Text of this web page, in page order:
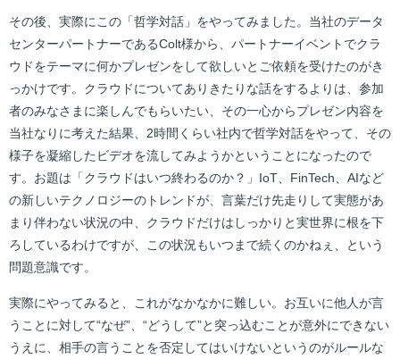
その後、実際にこの「哲学対話」をやってみました。当社のデータ
センターパートナーであるColt様から、パートナーイベントでクラ
ウドをテーマに何かプレゼンをして欲しいとご依頼を受けたのがき
っかけです。クラウドについてありきたりな話をするよりは、参加
者のみなさまに楽しんでもらいたい、その一心からプレゼン内容を
当社なりに考えた結果、2時間くらい社内で哲学対話をやって、その
様子を凝縮したビデオを流してみようかということになったので
す。お題は「クラウドはいつ終わるのか？」IoT、FinTech、AIなど
の新しいテクノロジーのトレンドが、言葉だけ先走りして実態があ
まり伴わない状況の中、クラウドだけはしっかりと実世界に根を下
ろしているわけですが、この状況もいつまで続くのかねぇ、という
問題意識です。
実際にやってみると、これがなかなかに難しい。お互いに他人が言
うことに対して“なぜ”、“どうして”と突っ込むことが意外にできない
うえに、相手の言うことを否定してはいけないというのがルールな